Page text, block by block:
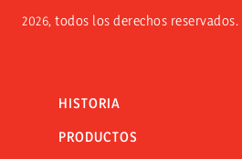
2026, todos los derechos reservados.
HISTORIA
PRODUCTOS